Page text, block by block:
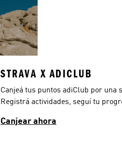
STRAVA X ADICLUB
Canjeá tus puntos adiClub por una
Registrá actividades, seguí tu
Canjear ahora